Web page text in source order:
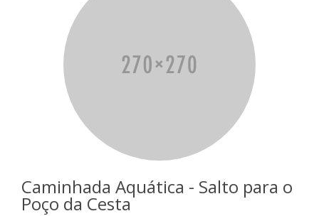
Caminhada Aquática - Salto para o
Poço da Cesta